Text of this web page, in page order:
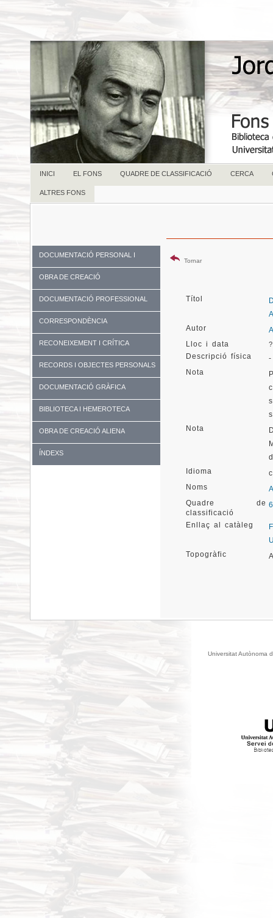
INICI EL FONS QUADRE DE CLASSIFICACIÓ CERCA
ALTRES FONS
DOCUMENTACIÓ PERSONAL I
FAMILIAR
OBRA DE CREACIÓ
DOCUMENTACIÓ PROFESSIONAL
CORRESPONDÈNCIA
RECONEIXEMENT I CRÍTICA
RECORDS I OBJECTES PERSONALS
DOCUMENTACIÓ GRÀFICA
BIBLIOTECA I HEMEROTECA
OBRA DE CREACIÓ ALIENA
ÍNDEXS
Tornar
Títol
Autor
Lloc i data
Descripció física
-
Nota
Nota
Idioma
Noms
Quadre de
classificació
Enllaç al catàleg
Topogràfic
Universitat Autònoma